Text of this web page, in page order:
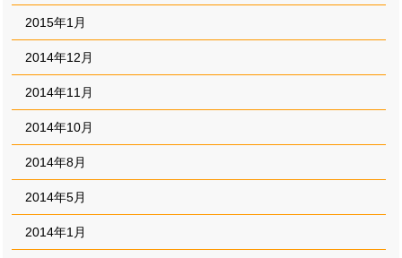
2015年1月
2014年12月
2014年11月
2014年10月
2014年8月
2014年5月
2014年1月